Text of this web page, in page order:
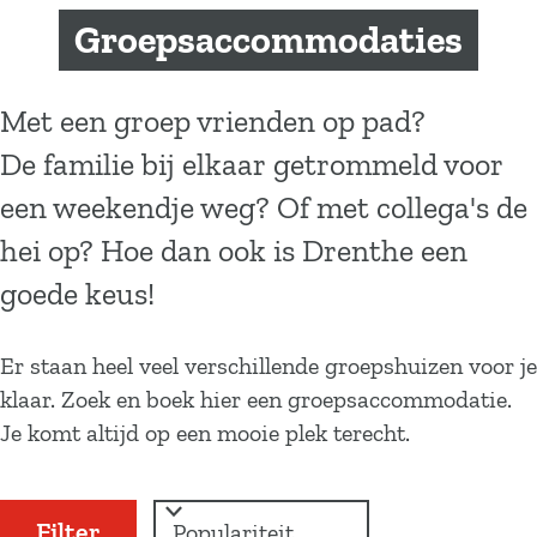
Groepsaccommodaties
Met een groep vrienden op pad?
De familie bij elkaar getrommeld voor
een weekendje weg? Of met collega's de
hei op? Hoe dan ook is Drenthe een
goede keus!
Er staan heel veel verschillende groepshuizen voor je
klaar. Zoek en boek hier een groepsaccommodatie.
Je komt altijd op een mooie plek terecht.
W